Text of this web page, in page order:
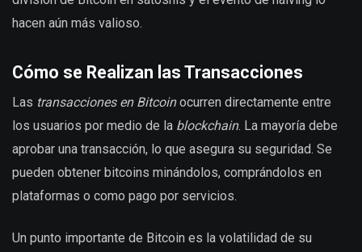
hacen aún más valioso.
Cómo se Realizan las Transacciones
Las transacciones en Bitcoinocurren directamente entre
los usuarios por medio de la blockchain. La mayoría debe
aprobar una transacción, lo que asegura su seguridad. Se
pueden obtener bitcoins minándolos, comprándolos en
plataformas o como pago por servicios.
Un punto importante de Bitcoin es la volatilidad de su